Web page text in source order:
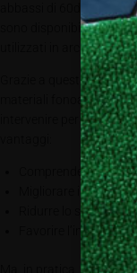
abbassi di 60dB dopo
sono disponibili i
utilizzati in architettura.
Grazie a questi dati,
materiali
intervenire per
Comprendere
Migliorare i livelli di
Ridurre lo stress;
Favorire l’intimità e
Ma, in pratica, come